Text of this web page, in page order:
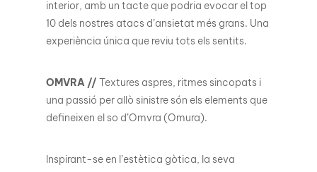
interior, amb un tacte que podria evocar el top
10 dels nostres atacs d’ansietat més grans. Una
experiència única que reviu tots els sentits.
OMVRA // Textures aspres, ritmes sincopats i
una passió per allò sinistre són els elements que
defineixen el so d’Omvra (Omura).
Inspirant-se en l’estètica gòtica, la seva